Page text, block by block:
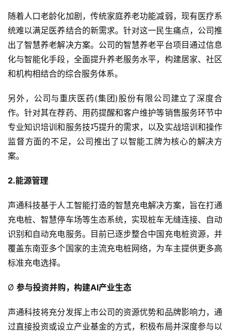
科
技
投
融
人
工
智
能
汽
&
出
行
业
讯
随着人口老龄化加剧，传统家庭养老功能减弱，现有医疗系
统难以满足医养结合的新需求。针对这一民生痛点，公司推
出了智慧养老解决方案。公司的智慧养老平台项目通过信息
化与智能化手段，全面提升养老服务水平，构建居家、社区
和机构相结合的综合服务体系。
另外，公司与重庆医药(集团)股份有限公司建立了深度合
作。针对其在荐药、用药提醒和客户维护等销售服务环节中
专业知识培训和服务技巧提升的需求，以及实战培训和操作
监督方面的不足，公司推出了以智能工牌为核心的解决方
案。
2.能源管理
声通科技基于人工智能打造的智慧充电解决方案，旨在打通
充电桩、智慧停车场等生态系统，实现桩车无缝连接、自动
识别和自动充电服务。目前已逐步整合中国充电桩资源，并
覆盖东南亚多个国家的主流充电桩网络，为车主提供更多高
标准充电选择。
Ø 参与投资并购，构建AI产业生态
声通科技将充分发挥上市公司的资源优势和品牌影响力，通
过直接投资或设立产业基金的方式，积极布局并深度参与以